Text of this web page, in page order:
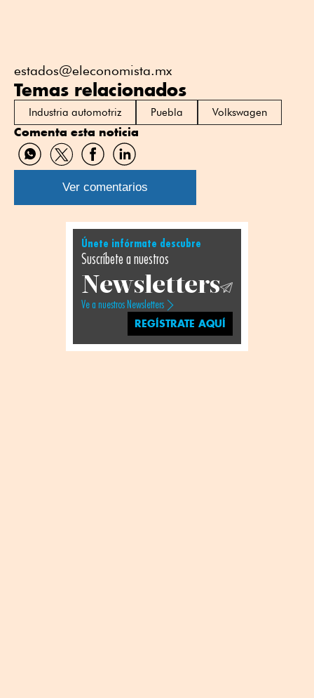
estados@eleconomista.mx
Temas relacionados
Industria automotriz Puebla Volkswagen
Comenta esta noticia
Compartir
por
WhatsApp
Compartir
por
Twitter
Compartir
por
Facebook
Compartir
por
Linkedin
Ver comentarios
Únete infórmate descubre
Suscríbete a nuestros
Newsletters
Ve a nuestros Newsletters
REGÍSTRATE AQUÍ